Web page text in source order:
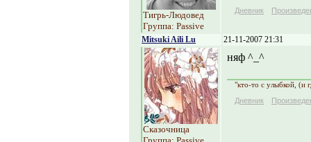
Тигрь-Людовед
Группа: Passive
Дневник
Mitsuki Aili Lu 21-11-2007 21:31
Сказочница
няф ^_^
"кто-то с улыбкой, (и
Дневник